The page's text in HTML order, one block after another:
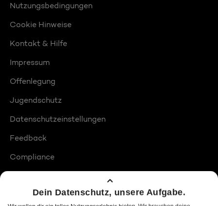
Nutzungsbedingungen
Cookie Hinweise
Kontakt & Hilfe
Impressum
Offenlegung
Jugendschutz
Datenschutzeinstellungen
Feedback
Compliance
Produktplatzierungen